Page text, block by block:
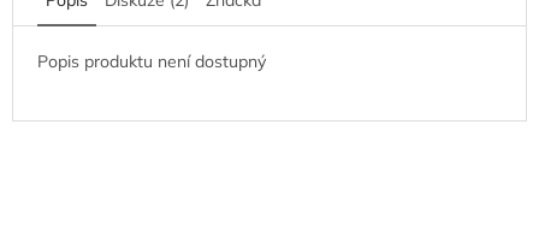
Popis produktu není dostupný